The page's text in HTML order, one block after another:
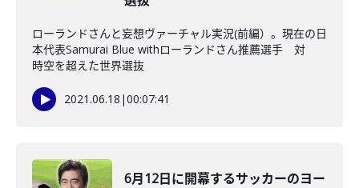
ローランドさんと妄想ヴァーチャル実況(前編）。現在の日
本代表Samurai Blue withローランドさん推薦選手 対
時空を超えた世界選抜
2021.06.18 |00:07:41
6月12日に開幕するサッカーのヨー